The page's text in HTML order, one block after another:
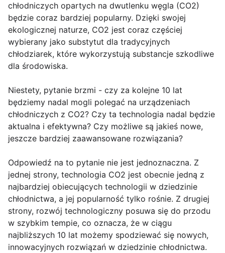
chłodniczych opartych na dwutlenku węgla (CO2)
będzie coraz bardziej popularny. Dzięki swojej
ekologicznej naturze, CO2 jest coraz częściej
wybierany jako substytut dla tradycyjnych
chłodziarek, które wykorzystują substancje szkodliwe
dla środowiska.
Niestety, pytanie brzmi - czy za kolejne 10 lat
będziemy nadal mogli polegać na urządzeniach
chłodniczych z CO2? Czy ta technologia nadal będzie
aktualna i efektywna? Czy możliwe są jakieś nowe,
jeszcze bardziej zaawansowane rozwiązania?
Odpowiedź na to pytanie nie jest jednoznaczna. Z
jednej strony, technologia CO2 jest obecnie jedną z
najbardziej obiecujących technologii w dziedzinie
chłodnictwa, a jej popularność tylko rośnie. Z drugiej
strony, rozwój technologiczny posuwa się do przodu
w szybkim tempie, co oznacza, że w ciągu
najbliższych 10 lat możemy spodziewać się nowych,
innowacyjnych rozwiązań w dziedzinie chłodnictwa.